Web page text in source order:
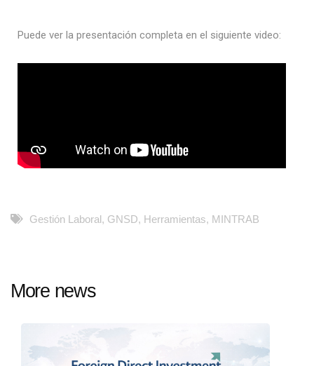
Puede ver la presentación completa en el siguiente video:
Gestión Laboral, GNSD, Herramientas, MINTRAB
More news